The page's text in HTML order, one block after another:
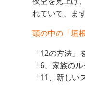
れていて、ま
頭の中の「垣
「12の方法
「6、家族の
「11、新し